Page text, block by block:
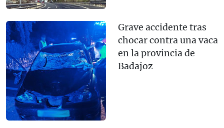
Grave accidente tras
chocar contra una vaca
en la provincia de
Badajoz